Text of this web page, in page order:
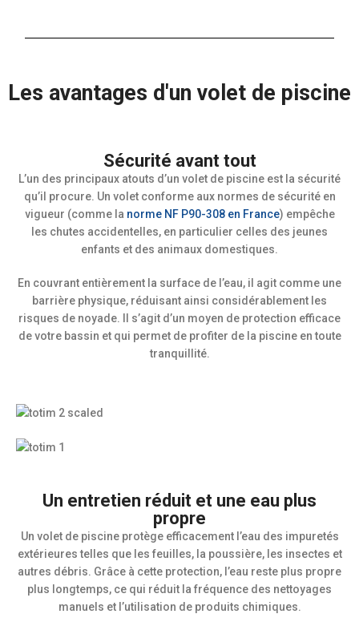
Les avantages d'un volet de piscine
Sécurité avant tout
L’un des principaux atouts d’un volet de piscine est la sécurité
qu’il procure. Un volet conforme aux normes de sécurité en
vigueur (comme la norme NF P90-308 en France) empêche
les chutes accidentelles, en particulier celles des jeunes
enfants et des animaux domestiques.
En couvrant entièrement la surface de l’eau, il agit comme une
barrière physique, réduisant ainsi considérablement les
risques de noyade. Il s’agit d’un moyen de protection efficace
de votre bassin et qui permet de profiter de la piscine en toute
tranquillité.
Un entretien réduit et une eau plus
propre
Un volet de piscine protège efficacement l’eau des impuretés
extérieures telles que les feuilles, la poussière, les insectes et
autres débris. Grâce à cette protection, l’eau reste plus propre
plus longtemps, ce qui réduit la fréquence des nettoyages
manuels et l’utilisation de produits chimiques.